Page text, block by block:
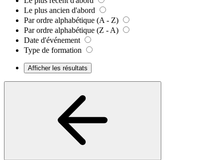
Le plus ancien d'abord
Par ordre alphabétique (A - Z)
Par ordre alphabétique (Z - A)
Date d'événement
Type de formation
Afficher les résultats